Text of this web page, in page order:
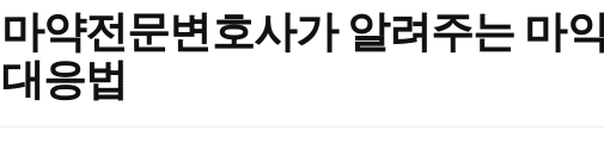
마약전문변호사가 알려주는 마
대응법